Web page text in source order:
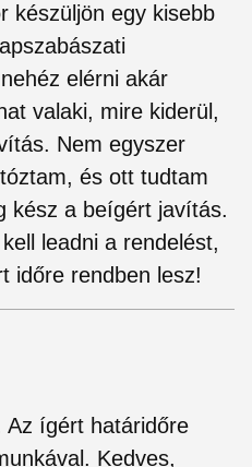
készüljön egy kisebb
elérni akár
valaki, mire kiderül,
Nem egyszer
és ott tudtam
kész a beígért javítás.
leadni a rendelést,
időre rendben lesz!
Az ígért határidőre
Kedves,